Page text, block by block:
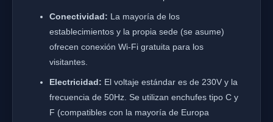
Conectividad: La mayoría de los
establecimientos y la propia sede (se asume)
ofrecen conexión Wi-Fi gratuita para los
visitantes.
Electricidad: El voltaje estándar es de 230V y la
frecuencia de 50Hz. Se utilizan enchufes tipo C y
F (compatibles con la mayoría de Europa